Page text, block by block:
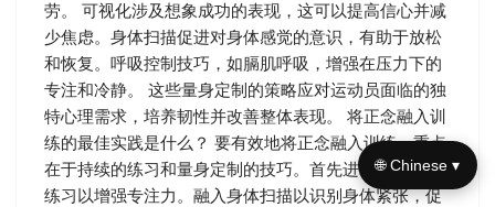
劳。 可视化涉及想象成功的表现，这可以提高信心并减
少焦虑。身体扫描促进对身体感觉的意识，有助于放松
和恢复。呼吸控制技巧，如膈肌呼吸，增强在压力下的
专注和冷静。 这些量身定制的策略应对运动员面临的独
特心理需求，培养韧性并改善整体表现。 将正念融入训
练的最佳实践是什么？ 要有效地将正念融入训练，重点
在于持续的练习和量身定制的技巧。首先进行呼吸意识
练习以增强专注力。融入身体扫描以识别身体紧张，促
🌐 Chinese ▾